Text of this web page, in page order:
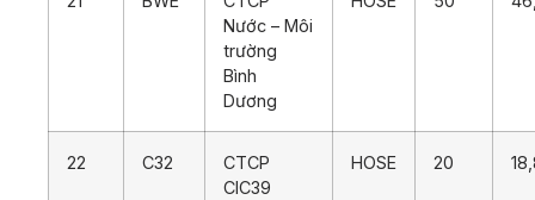
Nước – Môi
trường
Bình
Dương
22 C32
CTCP
CIC39
HOSE 20